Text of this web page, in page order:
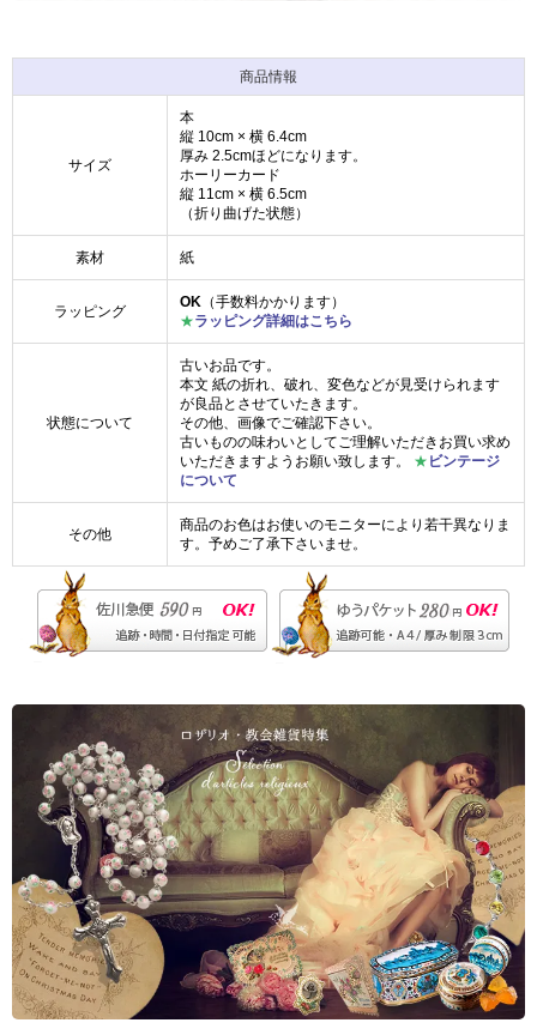
商品情報
サイズ
本
縦 10cm × 横 6.4cm
厚み 2.5cmほどになります。
ホーリーカード
縦 11cm × 横 6.5cm
（折り曲げた状態）
素材 紙
ラッピング
OK （手数料かかります）
★ラッピング詳細はこちら
状態について
古いお品です。
本文 紙の折れ、破れ、変色などが見受けられます
が良品とさせていたきます。
その他、画像でご確認下さい。
古いものの味わいとしてご理解いただきお買い求め
いただきますようお願い致します。 ★ ビンテージ
について
その他
商品のお色はお使いのモニターにより若干異なりま
す。予めご了承下さいませ。